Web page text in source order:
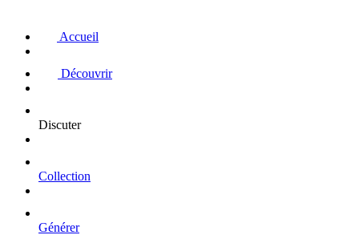
Accueil
Découvrir
Discuter
Collection
Générer